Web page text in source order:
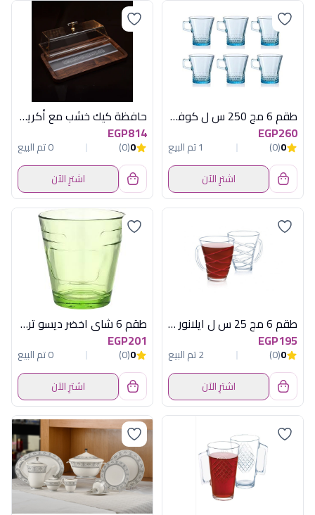
طقم 6 مج 250 س ل كوفرس تركواز باسابتشة
EGP260
0
(0)
1 تم البيع
اشترِ الآن
حافظة كيك خشب مع أكريلك صغير من أكسفورد موديل OX-15
EGP814
0
(0)
0 تم البيع
اشترِ الآن
طقم 6 مج 25 س ل ايلانور لومينارك اماراتي
EGP195
0
(0)
2 تم البيع
اشترِ الآن
طقم 6 شاى اخضر ديسو تركى
EGP201
0
(0)
0 تم البيع
اشترِ الآن